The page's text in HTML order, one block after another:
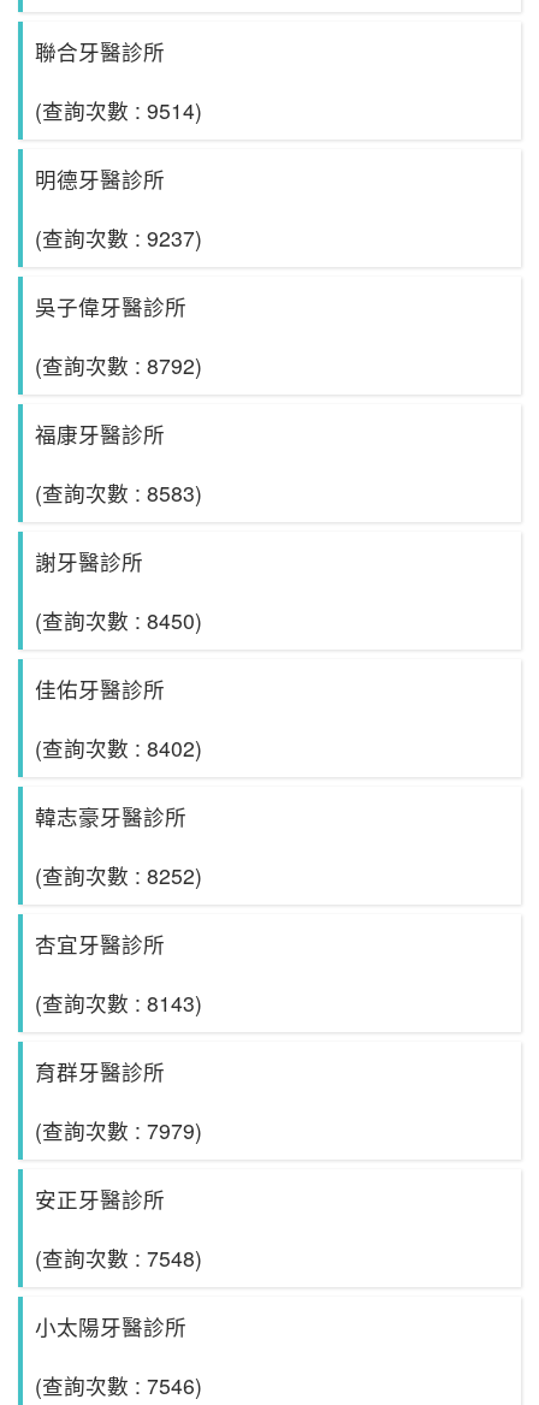
聯合牙醫診所
(查詢次數 : 9514)
明德牙醫診所
(查詢次數 : 9237)
吳子偉牙醫診所
(查詢次數 : 8792)
福康牙醫診所
(查詢次數 : 8583)
謝牙醫診所
(查詢次數 : 8450)
佳佑牙醫診所
(查詢次數 : 8402)
韓志豪牙醫診所
(查詢次數 : 8252)
杏宜牙醫診所
(查詢次數 : 8143)
育群牙醫診所
(查詢次數 : 7979)
安正牙醫診所
(查詢次數 : 7548)
小太陽牙醫診所
(查詢次數 : 7546)